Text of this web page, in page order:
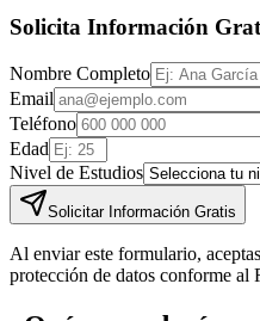
Solicita Información
Nombre Completo
Email
Teléfono
Edad
Nivel de Estudios
Solicitar Información Gratis
Al enviar este formulario,
protección de datos conforme al